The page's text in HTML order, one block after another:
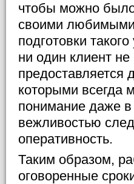
чтобы можно было
своими любимыми
подготовки
ни один клиент
предоставляется
которыми всегда
понимание даже
вежливостью
оперативность.
Таким образом,
оговоренные